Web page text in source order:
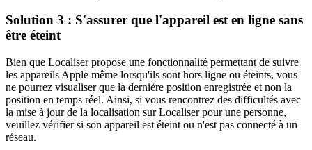
Solution 3 : S'assurer que l'appareil est en ligne sans
être éteint
Bien que Localiser propose une fonctionnalité permettant de suivre
les appareils Apple même lorsqu'ils sont hors ligne ou éteints, vous
ne pourrez visualiser que la dernière position enregistrée et non la
position en temps réel. Ainsi, si vous rencontrez des difficultés avec
la mise à jour de la localisation sur Localiser pour une personne,
veuillez vérifier si son appareil est éteint ou n'est pas connecté à un
réseau.